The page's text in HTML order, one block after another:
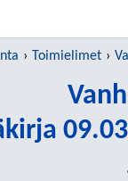
Toimielimet